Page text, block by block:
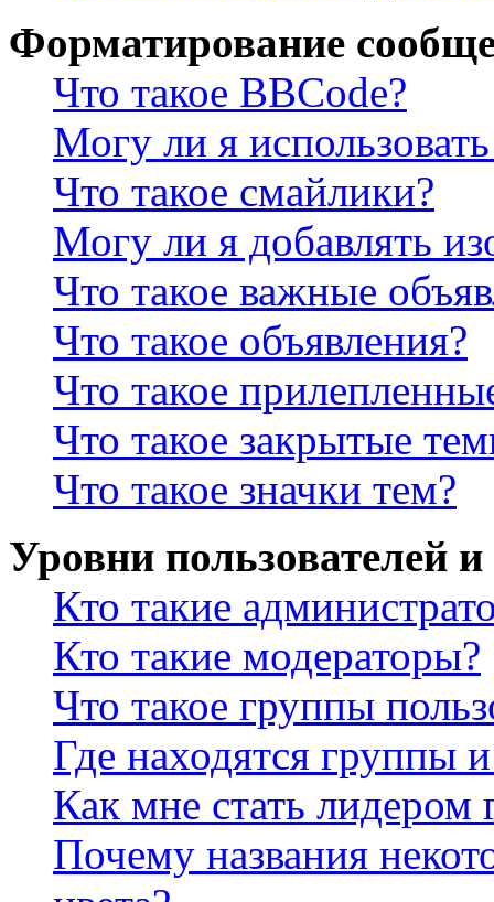
Форматирование
Что такое BBCode?
Могу ли я
Что такое смайлики?
Могу ли я добавлять
Что такое важные
Что такое объявления?
Что такое
Что такое закрытые
Что такое значки тем?
Уровни пользователей
Кто такие
Кто такие модераторы?
Что такое группы
Где находятся группы
Как мне стать лидером
Почему названия